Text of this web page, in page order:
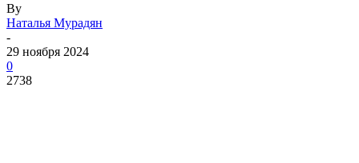
By
Наталья Мурадян
-
29 ноября 2024
0
2738